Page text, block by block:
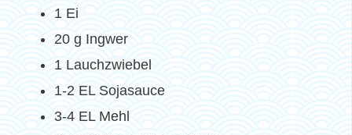
1 Ei
20 g Ingwer
1 Lauchzwiebel
1-2 EL Sojasauce
3-4 EL Mehl